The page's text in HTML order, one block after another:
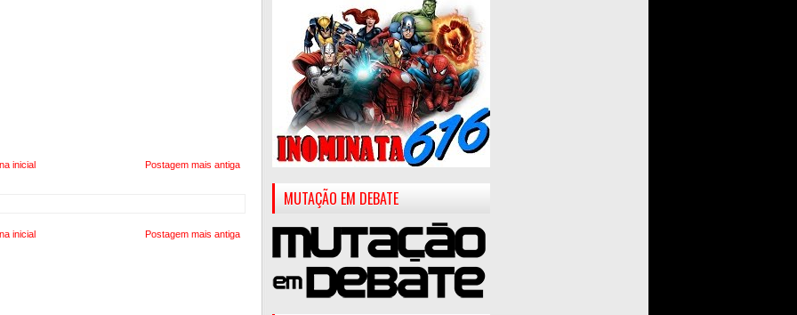
Postagem mais antiga
inicial
Postagem mais antiga
inicial
MUTAÇÃO EM DEBATE